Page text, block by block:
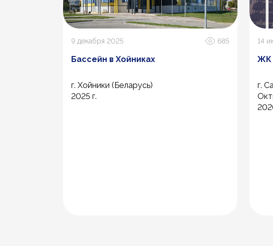
9 декабря 2025 685
Бассейн в Хойниках
г. Хойники (Беларусь)
2025 г.
14
ЖК
г.